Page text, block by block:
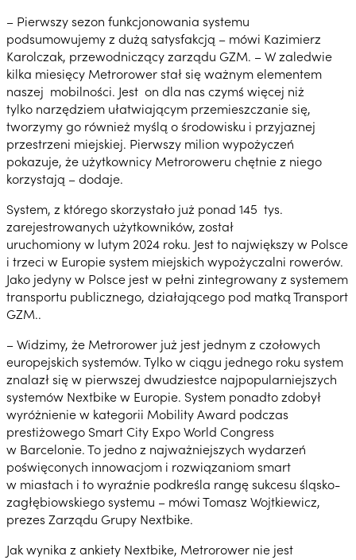
– Pierwszy sezon funkcjonowania systemu
podsumowujemy z dużą satysfakcją – mówi Kazimierz
Karolczak, przewodniczący zarządu GZM. – W zaledwie
kilka miesięcy Metrorower stał się ważnym elementem
naszej mobilności. Jest on dla nas czymś więcej niż
tylko narzędziem ułatwiającym przemieszczanie się,
tworzymy go również myślą o środowisku i przyjaznej
przestrzeni miejskiej. Pierwszy milion wypożyczeń
pokazuje, że użytkownicy Metroroweru chętnie z niego
korzystają – dodaje.
System, z którego skorzystało już ponad 145 tys.
zarejestrowanych użytkowników, został
uruchomiony w lutym 2024 roku. Jest to największy w Polsce
i trzeci w Europie system miejskich wypożyczalni rowerów.
Jako jedyny w Polsce jest w pełni zintegrowany z systemem
transportu publicznego, działającego pod matką Transport
GZM..
– Widzimy, że Metrorower już jest jednym z czołowych
europejskich systemów. Tylko w ciągu jednego roku system
znalazł się w pierwszej dwudziestce najpopularniejszych
systemów Nextbike w Europie. System ponadto zdobył
wyróżnienie w kategorii Mobility Award podczas
prestiżowego Smart City Expo World Congress
w Barcelonie. To jedno z najważniejszych wydarzeń
poświęconych innowacjom i rozwiązaniom smart
w miastach i to wyraźnie podkreśla rangę sukcesu śląsko-
zagłębiowskiego systemu – mówi Tomasz Wojtkiewicz,
prezes Zarządu Grupy Nextbike.
Jak wynika z ankiety Nextbike, Metrorower nie jest